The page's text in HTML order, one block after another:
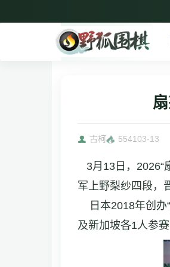
古柯 554103-13
3月13日，2026“
军上野梨纱四段，
日本2018年创办
及新加坡各1人参